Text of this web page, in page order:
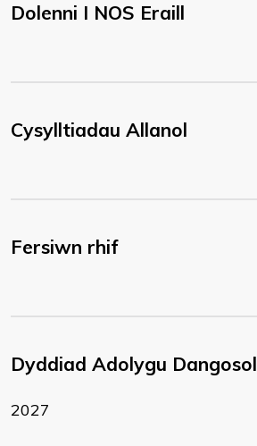
Dolenni I NOS Eraill
Cysylltiadau Allanol
Fersiwn rhif
Dyddiad Adolygu Dangosol
2027